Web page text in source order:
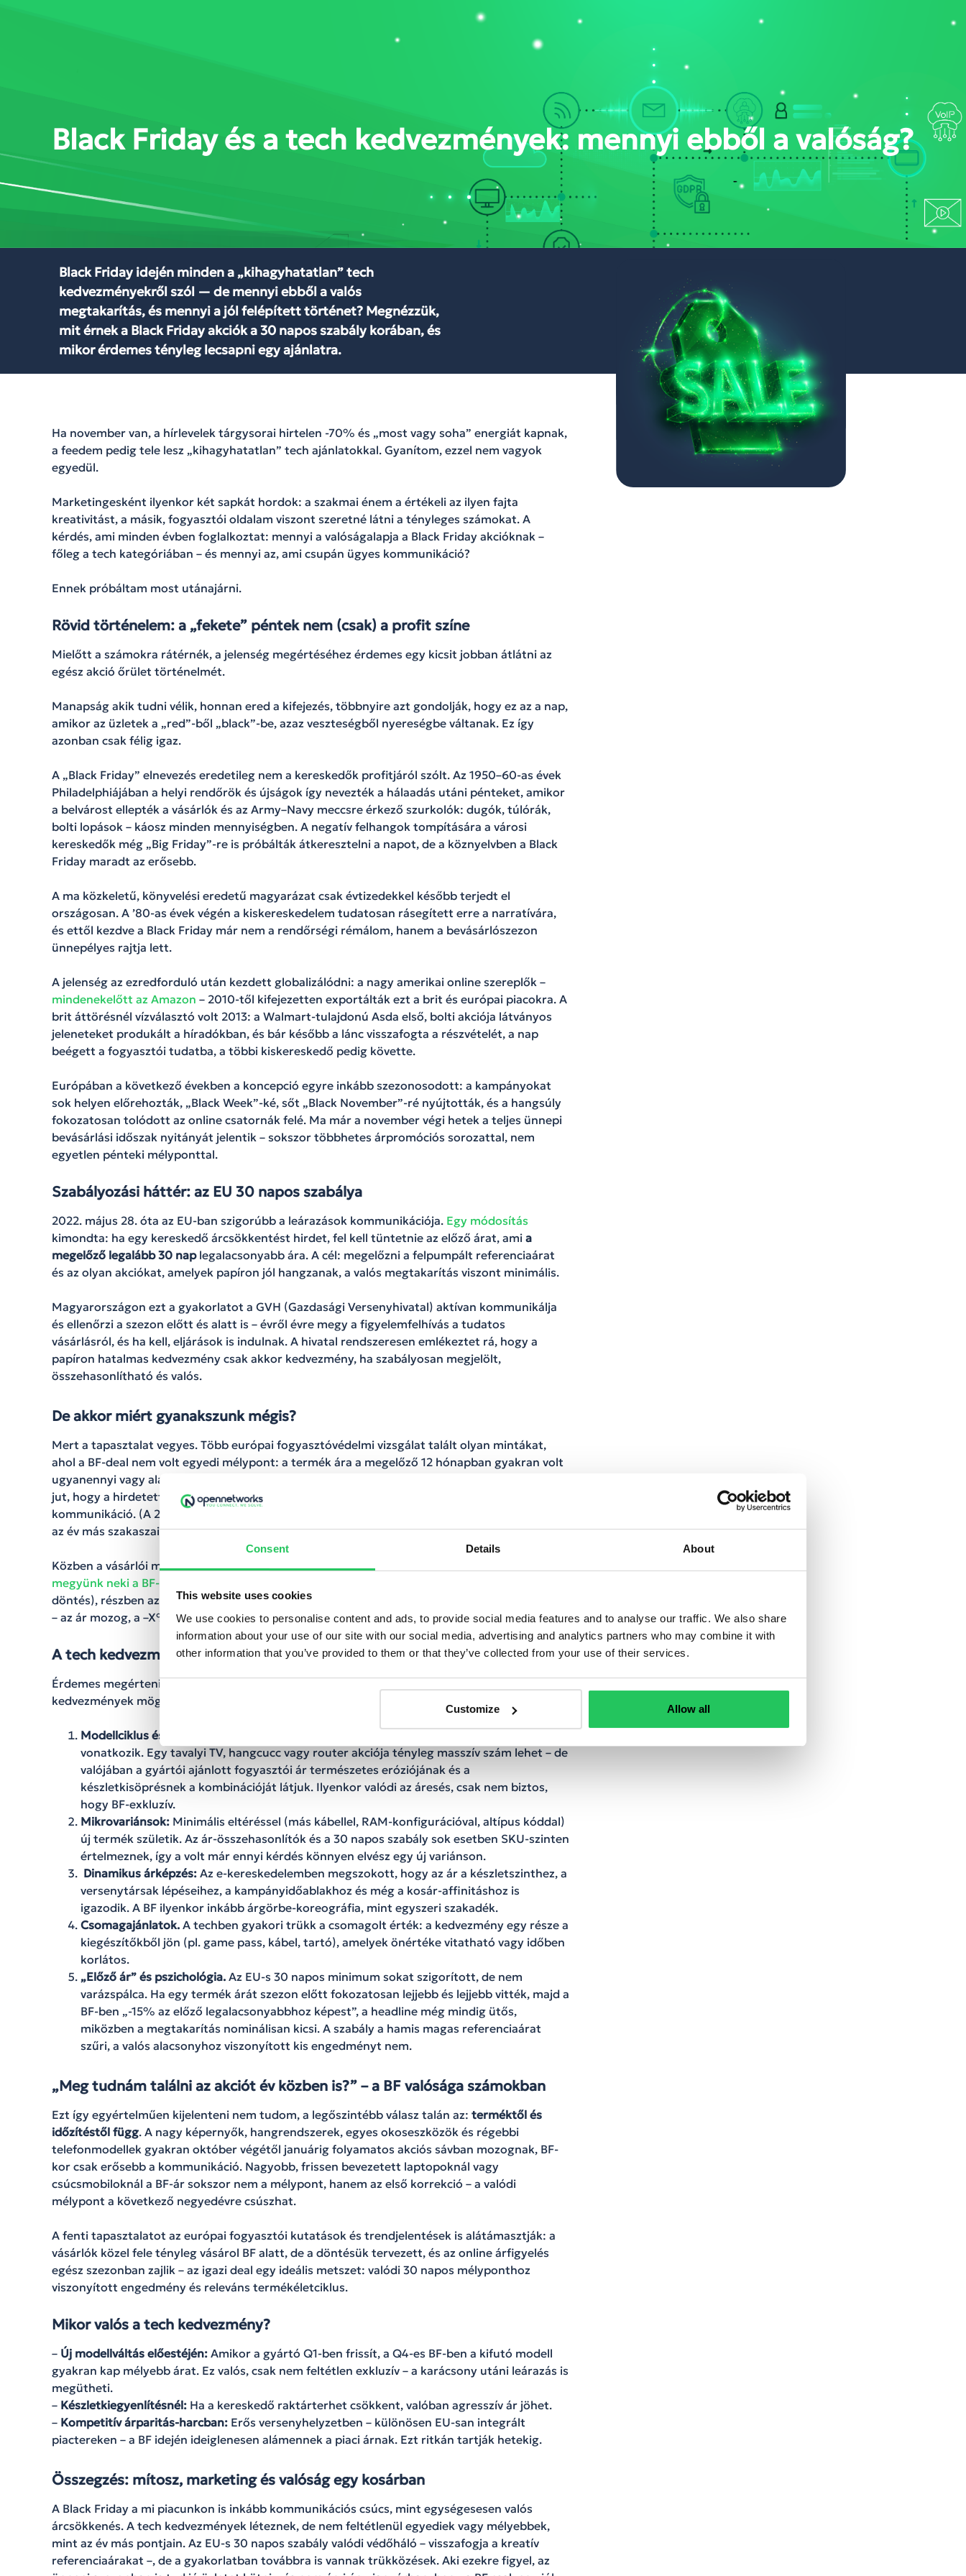
Consent Details About
This website uses cookies
We use cookies to personalise content and ads, to provide social media features and to analyse our traffic. We also share
information about your use of our site with our social media, advertising and analytics partners who may combine it with
other information that you’ve provided to them or that they’ve collected from your use of their services.
Customize Allow all
Black Friday és a tech kedvezmények: mennyi ebből a valóság?
Black Friday idején minden a „kihagyhatatlan” tech
kedvezményekről szól — de mennyi ebből a valós
megtakarítás, és mennyi a jól felépített történet? Megnézzük,
mit érnek a Black Friday akciók a 30 napos szabály korában, és
mikor érdemes tényleg lecsapni egy ajánlatra.
Ha november van, a hírlevelek tárgysorai hirtelen -70% és „most vagy soha” energiát kapnak,
a feedem pedig tele lesz „kihagyhatatlan” tech ajánlatokkal. Gyanítom, ezzel nem vagyok
egyedül.
Marketingesként ilyenkor két sapkát hordok: a szakmai énem a értékeli az ilyen fajta
kreativitást, a másik, fogyasztói oldalam viszont szeretné látni a tényleges számokat. A
kérdés, ami minden évben foglalkoztat: mennyi a valóságalapja a Black Friday akcióknak –
főleg a tech kategóriában – és mennyi az, ami csupán ügyes kommunikáció?
Ennek próbáltam most utánajárni.
Rövid történelem: a „fekete” péntek nem (csak) a profit színe
Mielőtt a számokra rátérnék, a jelenség megértéséhez érdemes egy kicsit jobban átlátni az
egész akció őrület történelmét.
Manapság akik tudni vélik, honnan ered a kifejezés, többnyire azt gondolják, hogy ez az a nap,
amikor az üzletek a „red”-ből „black”-be, azaz veszteségből nyereségbe váltanak. Ez így
azonban csak félig igaz.
A „Black Friday” elnevezés eredetileg nem a kereskedők profitjáról szólt. Az 1950–60-as évek
Philadelphiájában a helyi rendőrök és újságok így nevezték a hálaadás utáni pénteket, amikor
a belvárost ellepték a vásárlók és az Army–Navy meccsre érkező szurkolók: dugók, túlórák,
bolti lopások – káosz minden mennyiségben. A negatív felhangok tompítására a városi
kereskedők még „Big Friday”-re is próbálták átkeresztelni a napot, de a köznyelvben a Black
Friday maradt az erősebb.
A ma közkeletű, könyvelési eredetű magyarázat csak évtizedekkel később terjedt el
országosan. A ’80-as évek végén a kiskereskedelem tudatosan rásegített erre a narratívára,
és ettől kezdve a Black Friday már nem a rendőrségi rémálom, hanem a bevásárlószezon
ünnepélyes rajtja lett.
A jelenség az ezredforduló után kezdett globalizálódni: a nagy amerikai online szereplők –
mindenekelőtt az Amazon – 2010-től kifejezetten exportálták ezt a brit és európai piacokra. A
brit áttörésnél vízválasztó volt 2013: a Walmart-tulajdonú Asda első, bolti akciója látványos
jeleneteket produkált a híradókban, és bár később a lánc visszafogta a részvételét, a nap
beégett a fogyasztói tudatba, a többi kiskereskedő pedig követte.
Európában a következő években a koncepció egyre inkább szezonosodott: a kampányokat
sok helyen előrehozták, „Black Week”-ké, sőt „Black November”-ré nyújtották, és a hangsúly
fokozatosan tolódott az online csatornák felé. Ma már a november végi hetek a teljes ünnepi
bevásárlási időszak nyitányát jelentik – sokszor többhetes árpromóciós sorozattal, nem
egyetlen pénteki mélyponttal.
Szabályozási háttér: az EU 30 napos szabálya
2022. május 28. óta az EU-ban szigorúbb a leárazások kommunikációja. Egy módosítás
kimondta: ha egy kereskedő árcsökkentést hirdet, fel kell tüntetnie az előző árat, ami a
megelőző legalább 30 naplegalacsonyabb ára. A cél: megelőzni a felpumpált referenciaárat
és az olyan akciókat, amelyek papíron jól hangzanak, a valós megtakarítás viszont minimális.
Magyarországon ezt a gyakorlatot a GVH (Gazdasági Versenyhivatal) aktívan kommunikálja
és ellenőrzi a szezon előtt és alatt is – évről évre megy a figyelemfelhívás a tudatos
vásárlásról, és ha kell, eljárások is indulnak. A hivatal rendszeresen emlékeztet rá, hogy a
papíron hatalmas kedvezmény csak akkor kedvezmény, ha szabályosan megjelölt,
összehasonlítható és valós.
De akkor miért gyanakszunk mégis?
Mert a tapasztalat vegyes. Több európai fogyasztóvédelmi vizsgálat talált olyan mintákat,
ahol a BF-deal nem volt egyedi mélypont: a termék ára a megelőző 12 hónapban gyakran volt
ugyanennyi vagy alacsonyabb. A
jut, hogy a hirdetett kedvezmények nagy része nem exkluzív mélypont, csak jól tálalt
kommunikáció. (A 2023–2024-es összegzéseik szerint a vizsgált ajánlatok túlnyomó többsége
az év más szakaszaiban is elérhető volt hasonló vagy jobb áron.)
Közben a vásárlói magatartás Európában erősen tervezetté vált:
megyünk neki a BF-nek,
döntés), részben azonban felerősíti a dinamikus árazás és az algoritmikus promóciók hatását
– az ár mozog, a –X% pedig kontextus nélkül könnyen félreérthető.
A tech kedvezmények anatómiája
Érdemes megérteni azt is, milyen logika van a tényleges és csak papíron jól hangzó
kedvezmények mögött.
Modellciklus és kifutó termékek:
vonatkozik. Egy tavalyi TV, hangcucc vagy router akciója tényleg masszív szám lehet – de
valójában a gyártói ajánlott fogyasztói ár természetes eróziójának és a
készletkisöprésnek a kombinációját látjuk. Ilyenkor valódi az áresés, csak nem biztos,
hogy BF-exkluzív.
Mikrovariánsok: Minimális eltéréssel (más kábellel, RAM-konfigurációval, altípus kóddal)
új termék születik. Az ár-összehasonlítók és a 30 napos szabály sok esetben SKU-szinten
értelmeznek, így a volt már ennyi kérdés könnyen elvész egy új variánson.
Dinamikus árképzés: Az e-kereskedelemben megszokott, hogy az ár a készletszinthez, a
versenytársak lépéseihez, a kampányidőablakhoz és még a kosár-affinitáshoz is
igazodik. A BF ilyenkor inkább árgörbe-koreográfia, mint egyszeri szakadék.
Csomagajánlatok. A techben gyakori trükk a csomagolt érték: a kedvezmény egy része a
kiegészítőkből jön (pl. game pass, kábel, tartó), amelyek önértéke vitatható vagy időben
korlátos.
„Előző ár” és pszichológia. Az EU-s 30 napos minimum sokat szigorított, de nem
varázspálca. Ha egy termék árát szezon előtt fokozatosan lejjebb és lejjebb vitték, majd a
BF-ben „-15% az előző legalacsonyabbhoz képest”, a headline még mindig ütős,
miközben a megtakarítás nominálisan kicsi. A szabály a hamis magas referenciaárat
szűri, a valós alacsonyhoz viszonyított kis engedményt nem.
„Meg tudnám találni az akciót év közben is?” – a BF valósága számokban
Ezt így egyértelműen kijelenteni nem tudom, a legőszintébb válasz talán az: terméktől és
időzítéstől függ. A nagy képernyők, hangrendszerek, egyes okoseszközök és régebbi
telefonmodellek gyakran október végétől januárig folyamatos akciós sávban mozognak, BF-
kor csak erősebb a kommunikáció. Nagyobb, frissen bevezetett laptopoknál vagy
csúcsmobiloknál a BF-ár sokszor nem a mélypont, hanem az első korrekció – a valódi
mélypont a következő negyedévre csúszhat.
A fenti tapasztalatot az európai fogyasztói kutatások és trendjelentések is alátámasztják: a
vásárlók közel fele tényleg vásárol BF alatt, de a döntésük tervezett, és az online árfigyelés
egész szezonban zajlik – az igazi deal egy ideális metszet: valódi 30 napos mélyponthoz
viszonyított engedmény és releváns termékéletciklus.
Mikor valós a tech kedvezmény?
– Új modellváltás előestéjén: Amikor a gyártó Q1-ben frissít, a Q4-es BF-ben a kifutó modell
gyakran kap mélyebb árat. Ez valós, csak nem feltétlen exkluzív – a karácsony utáni leárazás is
megütheti.
– Készletkiegyenlítésnél: Ha a kereskedő raktárterhet csökkent, valóban agresszív ár jöhet.
– Kompetitív árparitás-harcban: Erős versenyhelyzetben – különösen EU-san integrált
piactereken – a BF idején ideiglenesen alámennek a piaci árnak. Ezt ritkán tartják hetekig.
Összegzés: mítosz, marketing és valóság egy kosárban
A Black Friday a mi piacunkon is inkább kommunikációs csúcs, mint egységesesen valós
árcsökkenés. A tech kedvezmények léteznek, de nem feltétlenül egyediek vagy mélyebbek,
mint az év más pontjain. Az EU-s 30 napos szabály valódi védőháló – visszafogja a kreatív
referenciaárakat –, de a gyakorlatban továbbra is vannak trükközések. Aki ezekre figyel, az